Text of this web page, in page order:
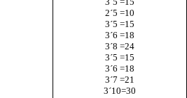
2´5 =10
3´5 =15
3´6 =18
3´8 =24
3´5 =15
3´6 =18
3´7 =21
3´10=30